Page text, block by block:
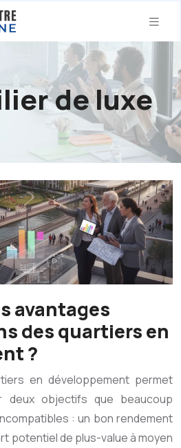
de luxe
avantages
des quartiers en
?
en développement permet
deux objectifs que beaucoup
: un bon rendement
potentiel de plus-value à moyen